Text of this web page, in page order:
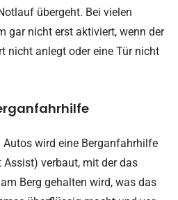
übergeht. Bei vielen
gar nicht erst aktiviert, wenn der
nicht anlegt oder eine Tür nicht
Autos wird eine Berganfahrhilfe
Assist) verbaut, mit der das
Berg gehalten wird, was das